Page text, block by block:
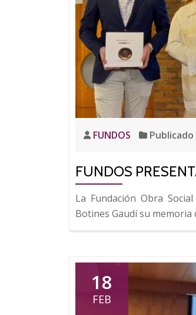
FUNDOS Publicado
FUNDOS
La Fundación Obra
Botines Gaudí su memoria
18
FEB